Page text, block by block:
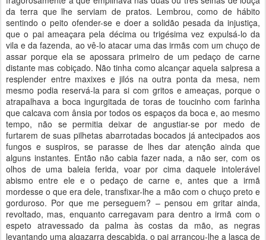
da terra que lhe serviam de pratos. Lembrou, como de hábito
sentindo o peito ofender-se e doer a solidão pesada da injustiça,
que o pai ameaçara pela décima ou trigésima vez expulsá-lo da
vila e da fazenda, ao vê-lo atacar uma das irmãs com um chuço de
assar porque ela se apossara primeiro de um pedaço de carne
distante mas cobiçado. Não tinha como alcançar aquela salpresa a
resplender entre maxixes e jilós na outra ponta da mesa, nem
mesmo podia reservá-la para si com gritos e ameaças, porque o
atrapalhava a boca ingurgitada de toras de toucinho com farinha
que calcava com ânsia por todos os espaços da boca e, ao mesmo
tempo, não se permitia deixar de angustiar-se por medo de
furtarem de suas pilhetas abarrotadas bocados já antecipados aos
fungos e suspiros, se parasse de lhes dar atenção ainda que
alguns instantes. Então não cabia fazer nada, a não ser, com os
olhos de uma baleia ferida, voar por cima daquele intolerável
abismo entre ele e o pedaço de carne e, antes que a irmã
mordesse o que era dele, transfixar-lhe a mão com o chuço preto e
gorduroso. Por que me perseguem? – pensou em gritar ainda,
revoltado, mas, enquanto carregavam para dentro a irmã com o
espeto atravessado da palma às costas da mão, as negras
levantando uma algazarra descabida, o pai arrancou-lhe a lasca de